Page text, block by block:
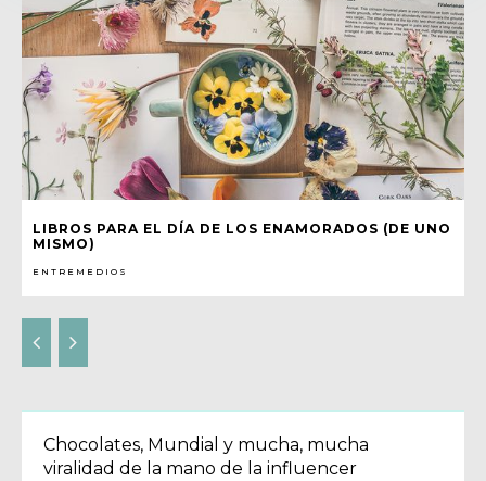
LIBROS PARA EL DÍA DE LOS ENAMORADOS (DE UNO
MISMO)
ENTREMEDIOS
Chocolates, Mundial y mucha, mucha
viralidad de la mano de la influencer